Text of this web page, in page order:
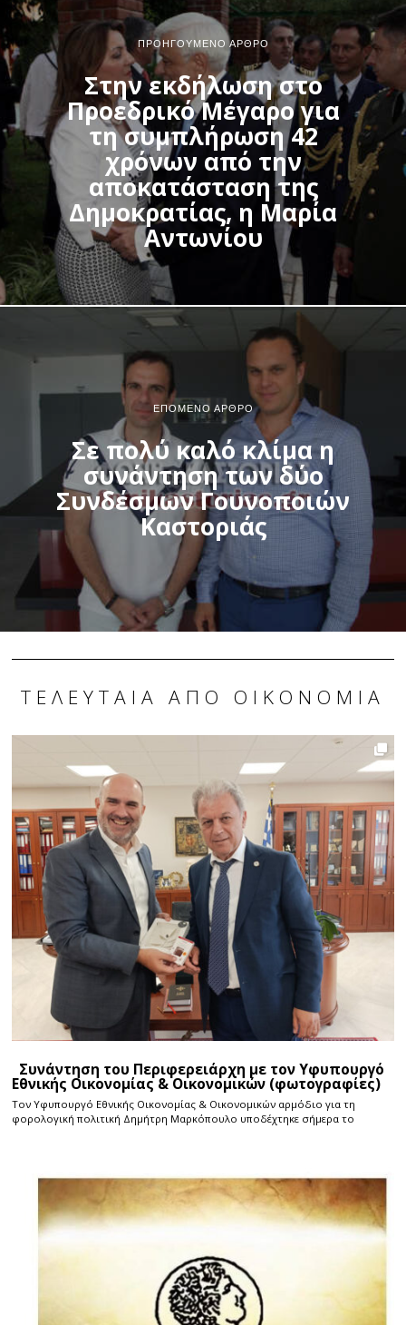
ΠΡΟΗΓΟΎΜΕΝΟ ΆΡΘΡΟ
Στην εκδήλωση στο
Προεδρικό Μέγαρο για
τη συμπλήρωση 42
χρόνων από την
αποκατάσταση της
Δημοκρατίας, η Μαρία
Αντωνίου
ΕΠΌΜΕΝΟ ΆΡΘΡΟ
Σε πολύ καλό κλίμα η
συνάντηση των δύο
Συνδέσμων Γουνοποιών
Καστοριάς
ΤΕΛΕΥΤΑΊΑ ΑΠΌ ΟΙΚΟΝΟΜΊΑ
Συνάντηση του Περιφερειάρχη με τον Υφυπουργό
Εθνικής Οικονομίας & Οικονομικών (φωτογραφίες)
Τον Υφυπουργό Εθνικής Οικονομίας & Οικονομικών αρμόδιο για τη
φορολογική πολιτική Δημήτρη Μαρκόπουλο υποδέχτηκε σήμερα το